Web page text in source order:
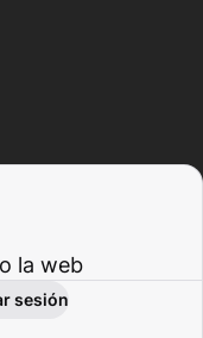
la web
sesión